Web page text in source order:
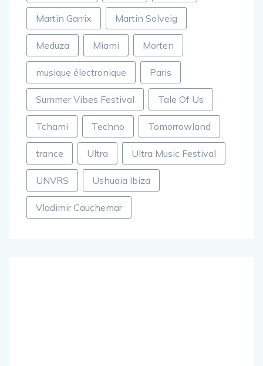
Martin Garrix Martin Solveig
Meduza Miami Morten
musique électronique Paris
Summer Vibes Festival Tale Of Us
Tchami Techno Tomorrowland
trance Ultra Ultra Music Festival
UNVRS Ushuaia Ibiza
Vladimir Cauchemar